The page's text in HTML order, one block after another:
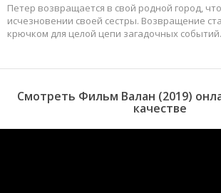
Петер возвращается в свой родной город,
исчезновении своей сестры. Возвращение
крючком для целой цепи загадочных событий.
Смотреть Фильм Валан (2019)
качестве